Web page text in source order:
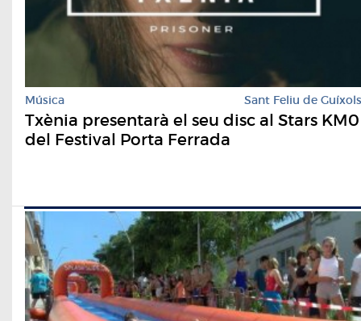
Música Sant Feliu de Guíxols
Txènia presentarà el seu disc al Stars KM0
del Festival Porta Ferrada